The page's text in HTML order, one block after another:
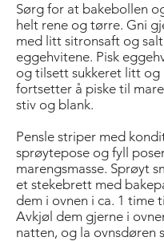
Sørg for at bakebollen
helt rene og tørre. Gni
med litt sitronsaft og
eggehvitene. Pisk
og tilsett sukkeret litt og
fortsetter å piske til
stiv og blank.
Pensle striper med
sprøytepose og fyll
marengsmasse. Sprøyt
et stekebrett med
dem i ovnen i ca. 1 time
Avkjøl dem gjerne i
natten, og la ovnsdøren